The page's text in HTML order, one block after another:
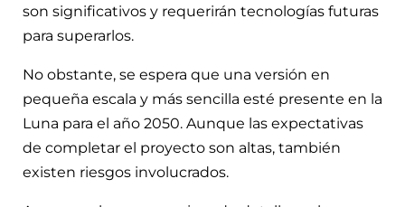
son significativos y requerirán tecnologías futuras
para superarlos.
No obstante, se espera que una versión en
pequeña escala y más sencilla esté presente en la
Luna para el año 2050. Aunque las expectativas
de completar el proyecto son altas, también
existen riesgos involucrados.